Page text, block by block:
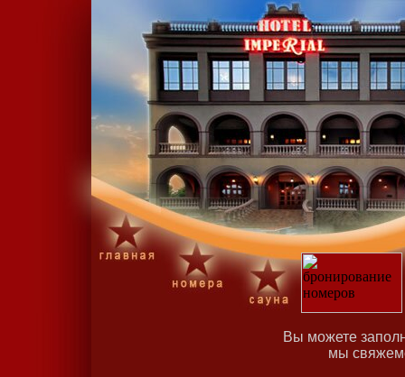
Вы можете
мы